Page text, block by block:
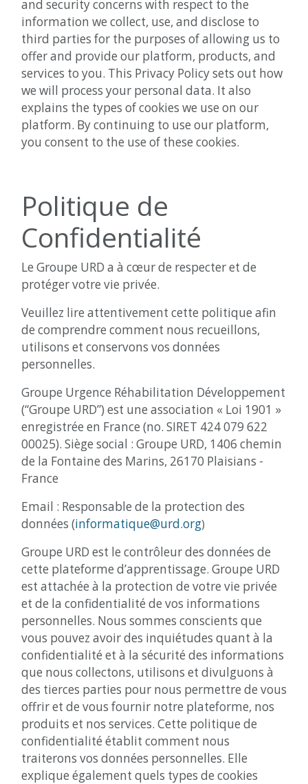
and security concerns with respect to the
information we collect, use, and disclose to
third parties for the purposes of allowing us to
offer and provide our platform, products, and
services to you. This Privacy Policy sets out how
we will process your personal data. It also
explains the types of cookies we use on our
platform. By continuing to use our platform,
you consent to the use of these cookies.
Politique de
Confidentialité
Le Groupe URD a à cœur de respecter et de
protéger votre vie privée.
Veuillez lire attentivement cette politique afin
de comprendre comment nous recueillons,
utilisons et conservons vos données
personnelles.
Groupe Urgence Réhabilitation Développement
(“Groupe URD”) est une association « Loi 1901 »
enregistrée en France (no. SIRET 424 079 622
00025). Siège social : Groupe URD, 1406 chemin
de la Fontaine des Marins, 26170 Plaisians -
France
Email : Responsable de la protection des
données (informatique@urd.org)
Groupe URD est le contrôleur des données de
cette plateforme d’apprentissage. Groupe URD
est attachée à la protection de votre vie privée
et de la confidentialité de vos informations
personnelles. Nous sommes conscients que
vous pouvez avoir des inquiétudes quant à la
confidentialité et à la sécurité des informations
que nous collectons, utilisons et divulguons à
des tierces parties pour nous permettre de vous
offrir et de vous fournir notre plateforme, nos
produits et nos services. Cette politique de
confidentialité établit comment nous
traiterons vos données personnelles. Elle
explique également quels types de cookies